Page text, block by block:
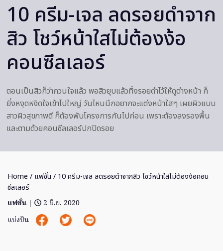
10 ครีม-เจล ลดรอยดำจาก
สิว โชว์หน้าใสไม่ต้องง้อ
คอนซีลเลอร์
ตอนเป็นสิวก็ว่ากวนใจแล้ว พอสิวยุบแล้วทิ้งรอยดำไว้ให้ดูต่างหน้า ก็
ยิ่งหงุดหงิดใจเข้าไปใหญ่ วันไหนนึกอยากจะแต่งหน้าใสๆ เผยผิวแบบ
สาวผิวสุขภาพดี ก็ต้องพับโครงการกันไปก่อน เพราะต้องลงรองพื้น
และตามด้วยคอนซีลเลอร์ปกปิดรอย
Home / แฟชั่น / 10 ครีม-เจล ลดรอยดำจากสิว โชว์หน้าใสไม่ต้องง้อคอน
ซีลเลอร์
แฟชั่น |
2 มิ.ย. 2020
แบ่งปัน